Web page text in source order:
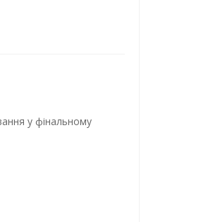
у фінальному